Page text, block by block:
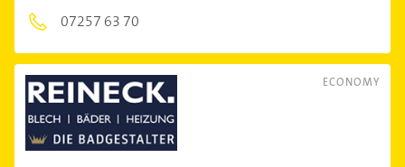
07257 63 70
ECONOMY